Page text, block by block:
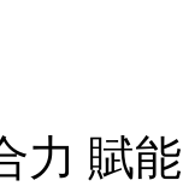
賦能